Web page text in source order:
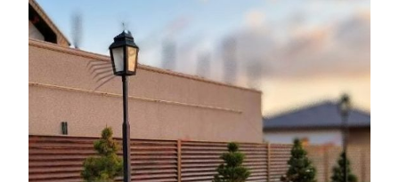
учитывать при их выборе.
Так,полиэстерное
покрытие наносится на заводах
наших поставщиков, которые самостоятельно
покрывают каждый лист металла специальным
покрытием, толщиной 40-60 микрон. Говоря о
качестве, нужно заметить, что чем толще покрытие,
тем оно надежней. Также сталь может покрываться
как с одной стороны, так и с двух, зависимо от того,
используемых материалов и трудовых затрат,
необходимых на производство конструкции.
Например, чтобы сделать одну секцию «Люкс»
глубиной 50 мм и высотой 110 мм без использования
нахлеста, потребуется использовать меньше стали,
чем на такую же конструкцию, но с глубиной 80 мм и
нахлестом 20 мм. Соответственно меняется
трудоемкость работы, отсюда и выплывает разница в